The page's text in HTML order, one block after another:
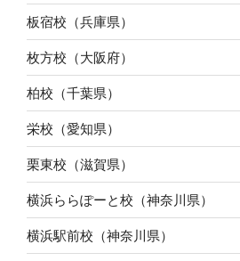
板宿校（兵庫県）
枚方校（大阪府）
柏校（千葉県）
栄校（愛知県）
栗東校（滋賀県）
横浜ららぽーと校（神奈川県）
横浜駅前校（神奈川県）